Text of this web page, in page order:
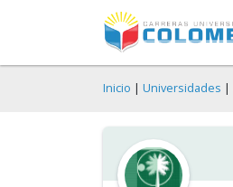
Inicio | Universidades |